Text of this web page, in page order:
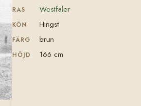
RAS Westfaler
KÖN Hingst
FÄRG brun
HÖJD 166 cm